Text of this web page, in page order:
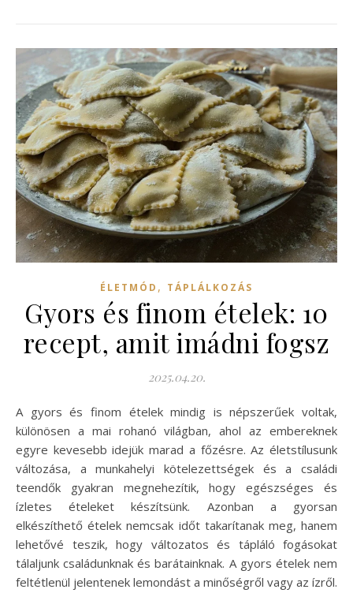
ÉLETMÓD , TÁPLÁLKOZÁS
Gyors és finom ételek: 10
recept, amit imádni fogsz
2025.04.20.
A gyors és finom ételek mindig is népszerűek voltak,
különösen a mai rohanó világban, ahol az embereknek
egyre kevesebb idejük marad a főzésre. Az életstílusunk
változása, a munkahelyi kötelezettségek és a családi
teendők gyakran megnehezítik, hogy egészséges és
ízletes ételeket készítsünk. Azonban a gyorsan
elkészíthető ételek nemcsak időt takarítanak meg, hanem
lehetővé teszik, hogy változatos és tápláló fogásokat
tálaljunk családunknak és barátainknak. A gyors ételek nem
feltétlenül jelentenek lemondást a minőségről vagy az ízről.